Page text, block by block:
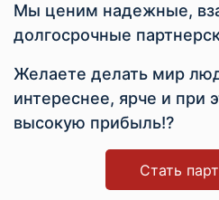
Мы ценим надежные,
долгосрочные
Желаете делать мир
интереснее, ярче и при
высокую прибыль!?
Стать